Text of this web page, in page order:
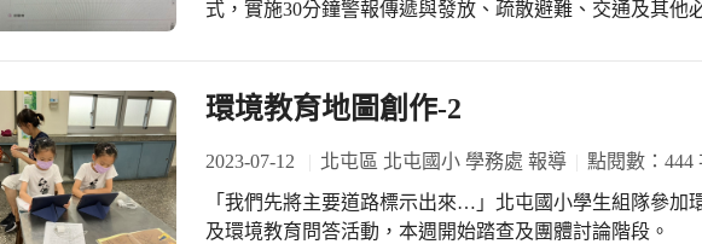
池，裡頭水量較高可以已挑戰，同時還有許多空氣玩具可
樂園正中央，還有360度灑水器，還可以觀看水舞表演，或
顧孩子都可以遊玩，同時泳池水可以最有效使用，整個夏
每班孩子可以充分玩到，而且不僅玩一次而已。 而今日安排到的班級，每個孩子都
非常興奮。在聽完老師的安全宣導與做好暖身運動，大家
式，實施30分鐘警報傳遞與發放、疏散避難、交通及其他
環境教育地圖創作-2
2023-07-12 北屯區 北屯國小 學務處 報導 點閱數：444
「我們先將主要道路標示出來…」北屯國小學生組隊參加
及環境教育問答活動，本週開始踏查及團體討論階段。